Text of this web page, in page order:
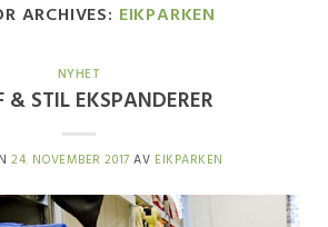
ARCHIVES: EIKPARKEN
NYHET
& STIL EKSPANDERER
24. NOVEMBER 2017 AV EIKPARKEN